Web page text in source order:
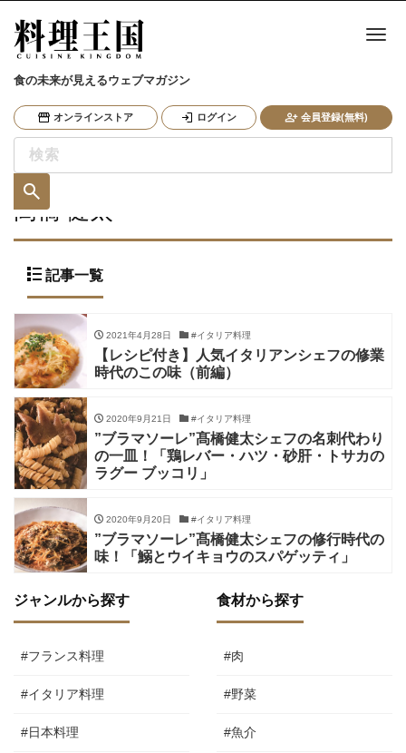
食の未来が見えるウェブマガジン
オンラインストア ログイン 会員登録(無料)
ナ
髙橋 健太
記事一覧
2021年4月28日 #イタリア料理
【レシピ付き】人気イタリアンシェフの修業
時代のこの味（前編）
2020年9月21日 #イタリア料理
”ブラマソーレ”髙橋健太シェフの名刺代わり
の一皿！「鶏レバー・ハツ・砂肝・トサカの
ラグー ブッコリ」
2020年9月20日 #イタリア料理
”ブラマソーレ”髙橋健太シェフの修行時代の
味！「鰯とウイキョウのスパゲッティ」
ジャンルから探す
#フランス料理
#イタリア料理
#日本料理
食材から探す
#肉
#野菜
#魚介